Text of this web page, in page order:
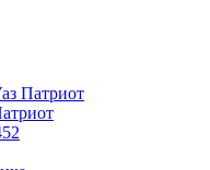
Патриот